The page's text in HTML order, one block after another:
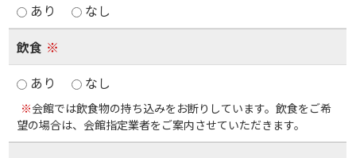
あり
なし
飲食 ※
あり
なし
※会館では飲食物の持ち込みをお断りしています。飲食をご希
望の場合は、会館指定業者をご案内させていただきます。